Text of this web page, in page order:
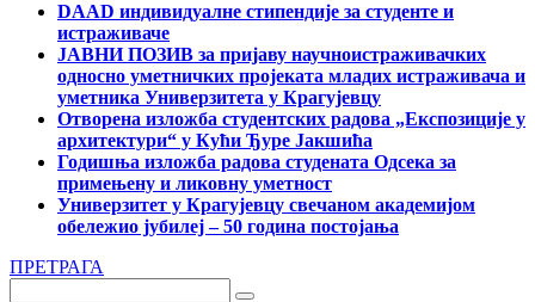
DAAD индивидуалне стипендије за студенте и
истраживаче
ЈАВНИ ПОЗИВ за пријаву научноистраживачких
односно уметничких пројеката младих истраживача и
уметника Универзитета у Крагујевцу
Отворена изложба студентских радова „Експозиције у
архитектури“ у Кући Ђуре Јакшића
Годишња изложба радова студената Одсека за
примењену и ликовну уметност
Универзитет у Крагујевцу свечаном академијом
обележио јубилеј – 50 година постојања
ПРЕТРАГА